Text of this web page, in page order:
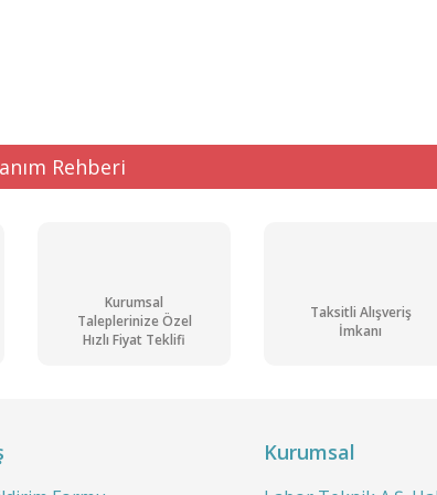
Rehberi
Kurumsal
Taleplerinize Özel
Hızlı Fiyat Teklifi
Taksitli Alışveriş
İmkanı
Kurumsal